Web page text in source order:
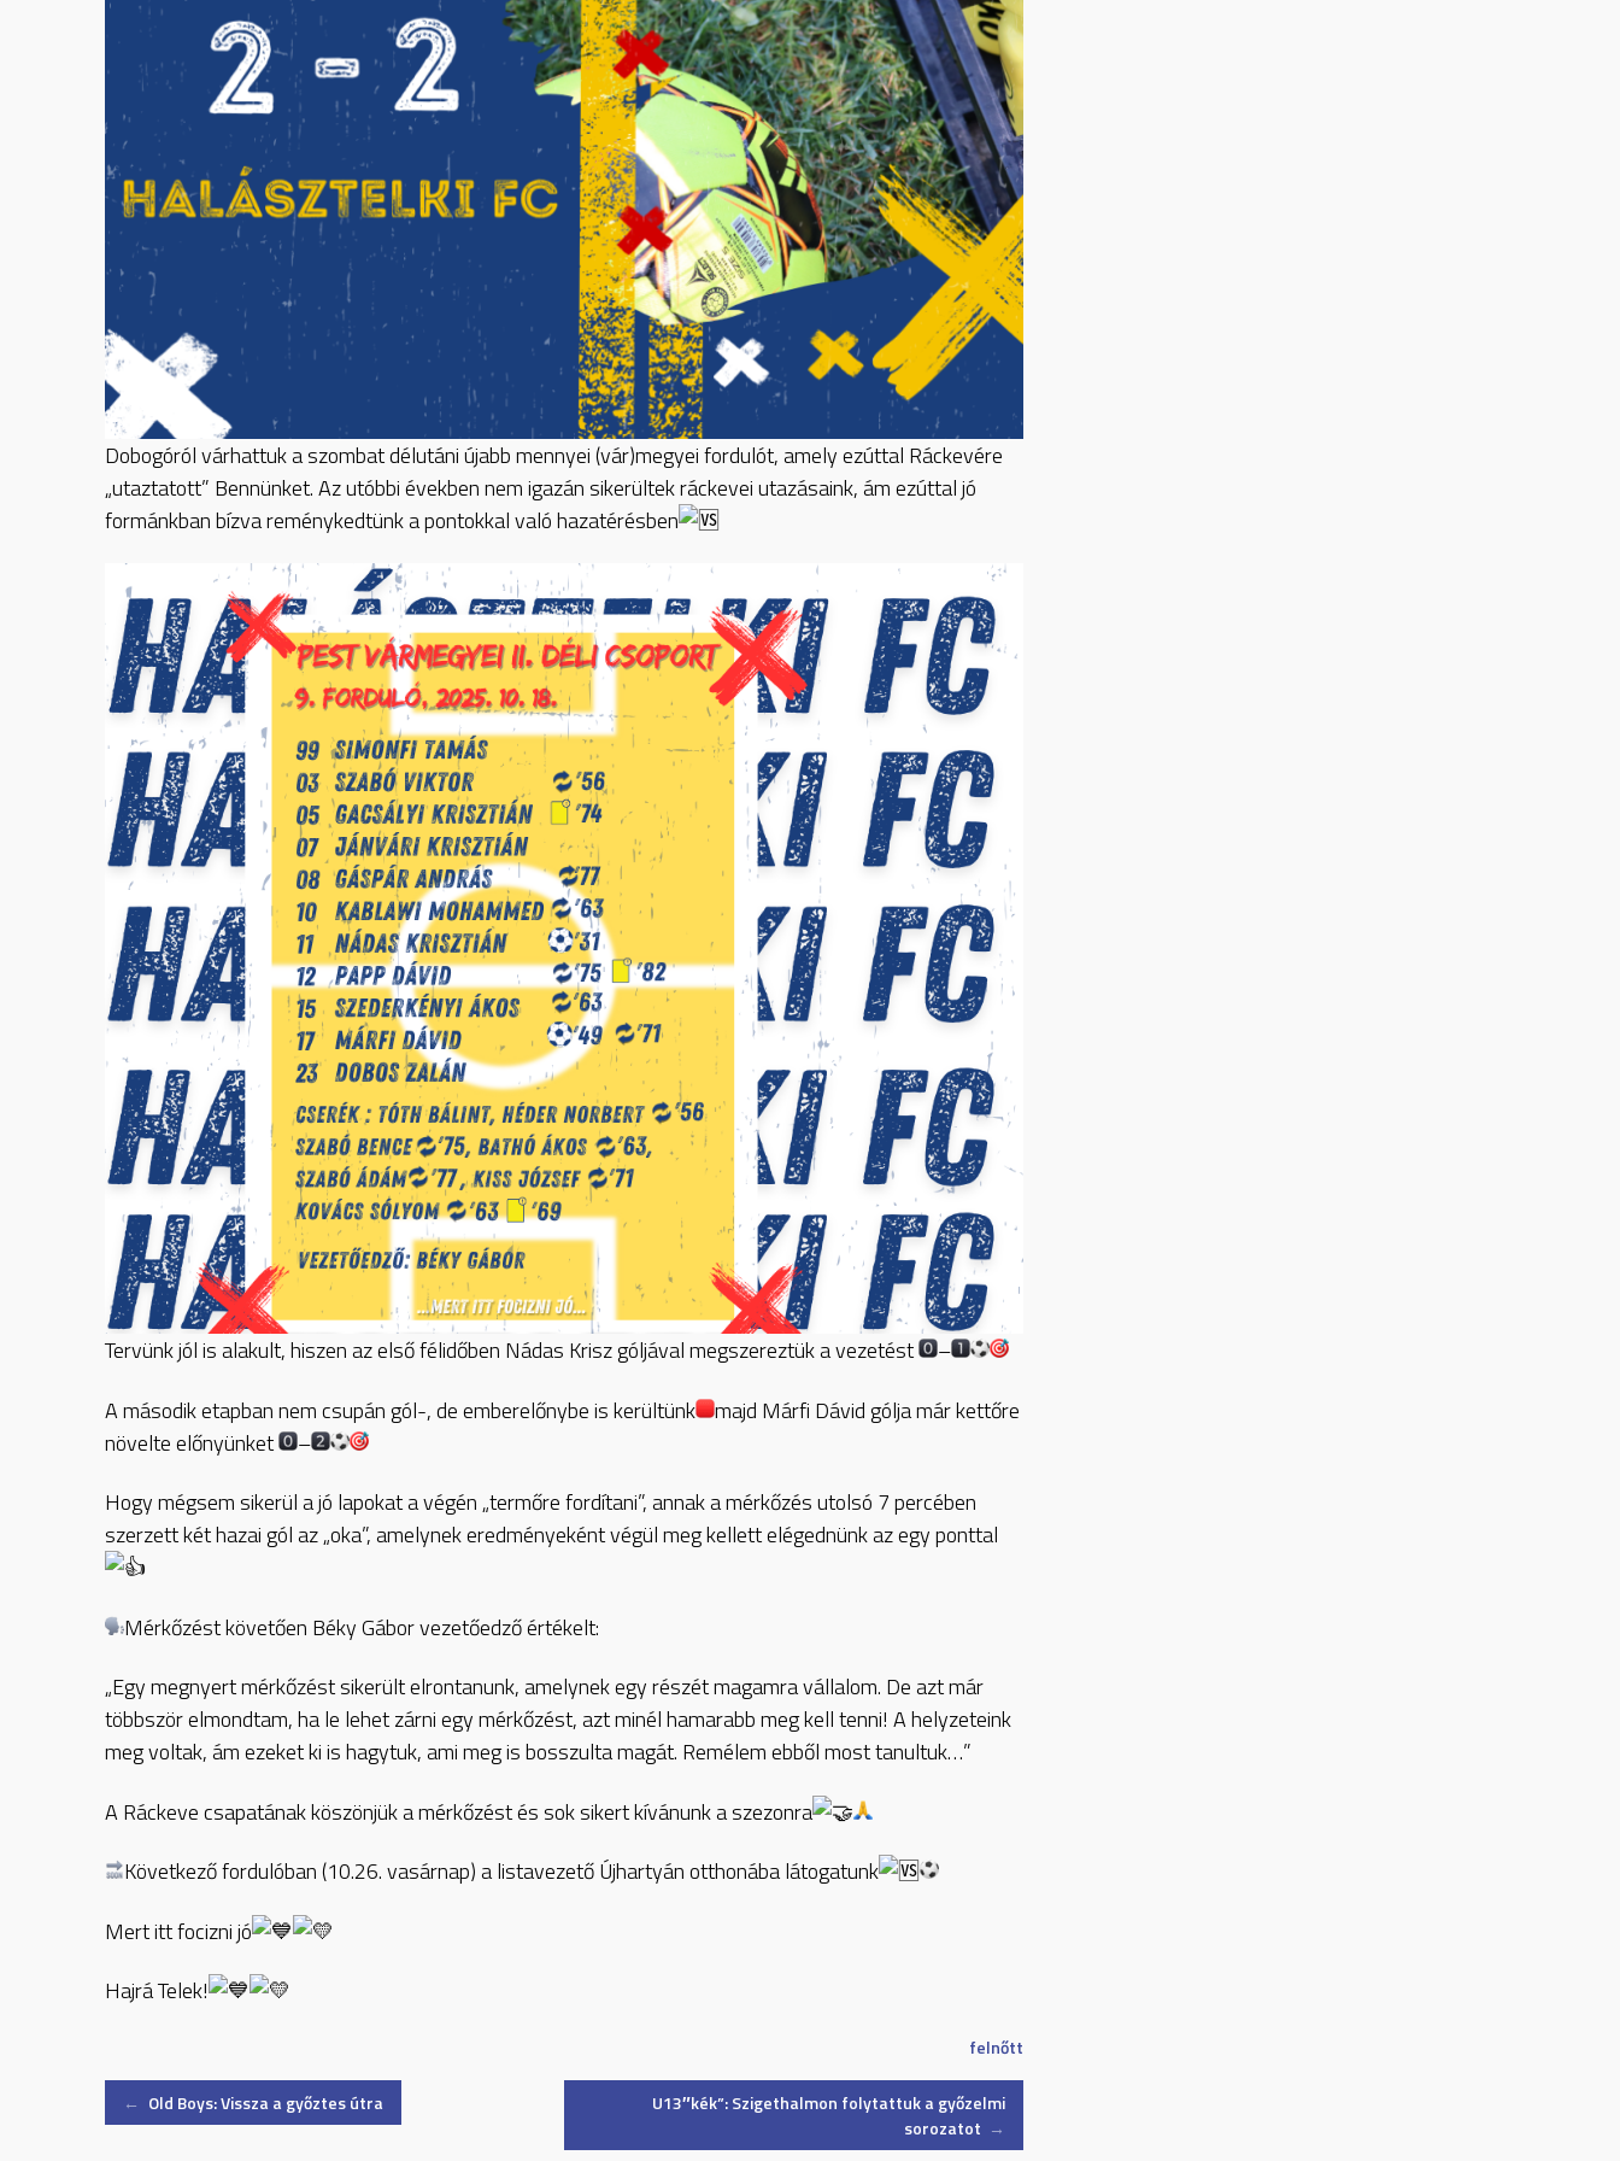
Dobogóról várhattuk a szombat délutáni újabb mennyei (vár)megyei fordulót, amely ezúttal Ráckevére
„utaztatott” Bennünket. Az utóbbi években nem igazán sikerültek ráckevei utazásaink, ám ezúttal jó
formánkban bízva reménykedtünk a pontokkal való hazatérésben
Tervünk jól is alakult, hiszen az első félidőben Nádas Krisz góljával megszereztük a vezetést
–
A második etapban nem csupán gól-, de emberelőnybe is kerültünk majd Márfi Dávid gólja már kettőre
növelte előnyünket
–
Hogy mégsem sikerül a jó lapokat a végén „termőre fordítani”, annak a mérkőzés utolsó 7 percében
szerzett két hazai gól az „oka”, amelynek eredményeként végül meg kellett elégednünk az egy ponttal
Mérkőzést követően Béky Gábor vezetőedző értékelt:
„Egy megnyert mérkőzést sikerült elrontanunk, amelynek egy részét magamra vállalom. De azt már
többször elmondtam, ha le lehet zárni egy mérkőzést, azt minél hamarabb meg kell tenni! A helyzeteink
meg voltak, ám ezeket ki is hagytuk, ami meg is bosszulta magát. Remélem ebből most tanultuk…”
A Ráckeve csapatának köszönjük a mérkőzést és sok sikert kívánunk a szezonra
Következő fordulóban (10.26. vasárnap) a listavezető Újhartyán otthonába látogatunk
Mert itt focizni jó
Hajrá Telek!
felnőtt
Post
← Old Boys: Vissza a győztes útra
U13″kék”: Szigethalmon folytattuk a győzelmi
sorozatot →